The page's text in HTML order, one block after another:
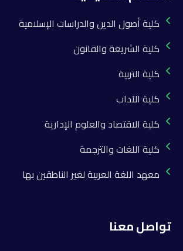
كلية أصول الدين والدراسات الإسلامية
كلية الشريعة والقانون
كلية التربية
كلية الآداب
كلية الاقتصاد والعلوم الإدارية
كلية اللغات والترجمة
معهد اللغة العربية لغير الناطقين بها
تواصل معنا